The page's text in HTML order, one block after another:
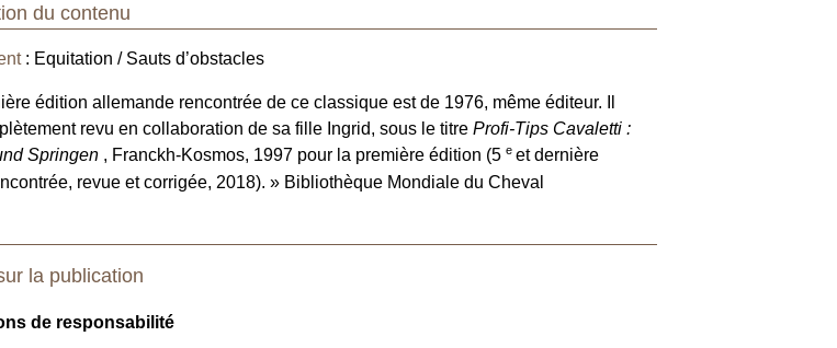
du contenu
: Equitation / Sauts d’obstacles
édition allemande rencontrée de ce classique est de 1976, même éditeur. Il
revu en collaboration de sa fille Ingrid, sous le titreProfi-Tips Cavaletti :
Springen , Franckh-Kosmos, 1997 pour la première édition (5e et dernière
revue et corrigée, 2018). » Bibliothèque Mondiale du Cheval
la publication
de responsabilité